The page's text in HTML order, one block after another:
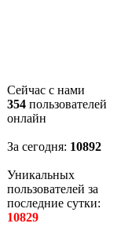
Сейчас с нами
354 пользователей
онлайн
За сегодня: 10893
Уникальных
пользователей за
последние сутки:
10829